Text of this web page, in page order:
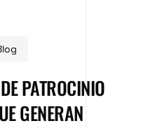
PATROCINIO
GENERAN